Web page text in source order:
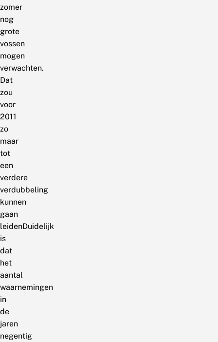
zomer
nog
grote
vossen
mogen
verwachten.
Dat
zou
voor
2011
zo
maar
tot
een
verdere
verdubbeling
kunnen
gaan
leidenDuidelijk
is
dat
het
aantal
waarnemingen
in
de
jaren
negentig